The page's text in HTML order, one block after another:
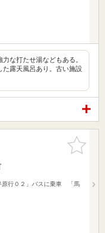
な打たせ湯などもある。
た露天風呂あり。古い施設
お気に入
りに追加
行０２」バスに乗車 「馬